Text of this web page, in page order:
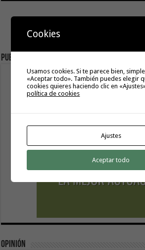
Publicidad
Opinión
Cookies
Usamos cookies. Si te parece bien,
«Aceptar todo». También puedes elegir
cookies quieres haciendo clic en
política de cookies
Ajustes
Aceptar todo